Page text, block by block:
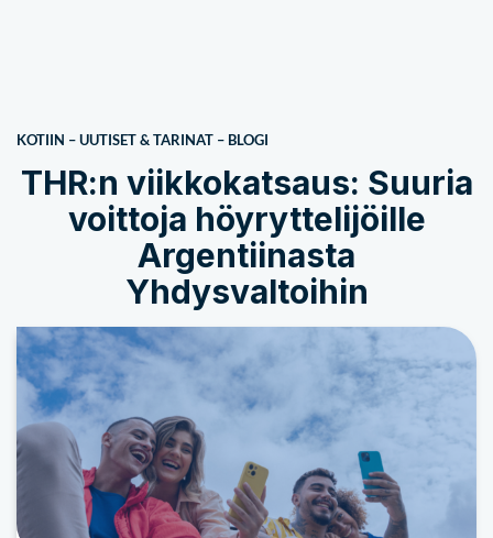
KOTIIN –UUTISET & TARINAT – BLOGI
THR:n viikkokatsaus: Suuria
voittoja höyryttelijöille
Argentiinasta
Yhdysvaltoihin